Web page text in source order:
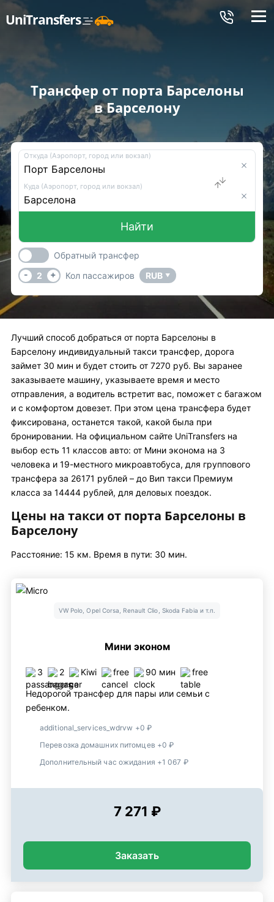
UniTransfers Меню
Трансфер от порта Барселоны
в Барселону
Откуда (Аэропорт, город или вокзал)
Куда (Аэропорт, город или вокзал)
Найти
Обратный трансфер
-
2 + Кол пассажиров RUB ▼
Лучший способ добраться от порта Барселоны в
Барселону индивидуальный такси трансфер, дорога
займет 30 мин и будет стоить от 7270 руб. Вы заранее
заказываете машину, указываете время и место
отправления, а водитель встретит вас, поможет с багажом
и с комфортом довезет. При этом цена трансфера будет
фиксирована, останется такой, какой была при
бронировании. На официальном сайте UniTransfers на
выбор есть 11 классов авто: от Мини эконома на 3
человека и 19-местного микроавтобуса, для группового
трансфера за 26171 рублей – до Вип такси Премиум
класса за 14444 рублей, для деловых поездок.
Цены на такси от порта Барселоны в
Барселону
Расстояние: 15 км. Время в пути: 30 мин.
VW Polo, Opel Corsa, Renault Clio, Skoda Fabia и т.п.
Мини эконом
3 2 Kiwi free 90 мин free
Недорогой трансфер для пары или семьи с
ребенком.
additional_services_wdrvw +0 ₽
Перевозка домашних питомцев +0 ₽
Дополнительный час ожидания +1 067 ₽
7 271 ₽
Заказать